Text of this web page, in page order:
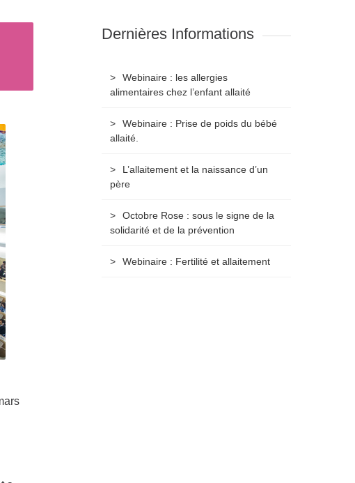
Dernières Informations
Webinaire : les allergies
alimentaires chez l’enfant allaité
Webinaire : Prise de poids du bébé
allaité.
L’allaitement et la naissance d’un
père
Octobre Rose : sous le signe de la
solidarité et de la prévention
Webinaire : Fertilité et allaitement